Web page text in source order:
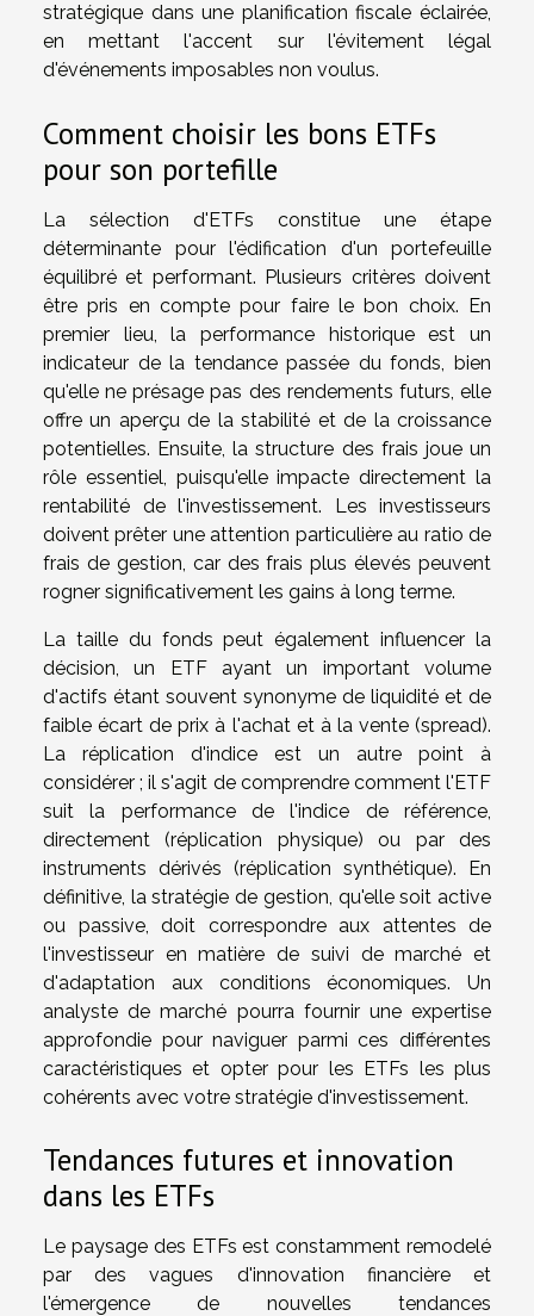
stratégique dans une planification fiscale éclairée,
en mettant l'accent sur l'évitement légal
d'événements imposables non voulus.
Comment choisir les bons ETFs
pour son portefille
La sélection d'ETFs constitue une étape
déterminante pour l'édification d'un portefeuille
équilibré et performant. Plusieurs critères doivent
être pris en compte pour faire le bon choix. En
premier lieu, la performance historique est un
indicateur de la tendance passée du fonds, bien
qu'elle ne présage pas des rendements futurs, elle
offre un aperçu de la stabilité et de la croissance
potentielles. Ensuite, la structure des frais joue un
rôle essentiel, puisqu'elle impacte directement la
rentabilité de l'investissement. Les investisseurs
doivent prêter une attention particulière au ratio de
frais de gestion, car des frais plus élevés peuvent
rogner significativement les gains à long terme.
La taille du fonds peut également influencer la
décision, un ETF ayant un important volume
d'actifs étant souvent synonyme de liquidité et de
faible écart de prix à l'achat et à la vente (spread).
La réplication d'indice est un autre point à
considérer ; il s'agit de comprendre comment l'ETF
suit la performance de l'indice de référence,
directement (réplication physique) ou par des
instruments dérivés (réplication synthétique). En
définitive, la stratégie de gestion, qu'elle soit active
ou passive, doit correspondre aux attentes de
l'investisseur en matière de suivi de marché et
d'adaptation aux conditions économiques. Un
analyste de marché pourra fournir une expertise
approfondie pour naviguer parmi ces différentes
caractéristiques et opter pour les ETFs les plus
cohérents avec votre stratégie d'investissement.
Tendances futures et innovation
dans les ETFs
Le paysage des ETFs est constamment remodelé
par des vagues d'innovation financière et
l'émergence de nouvelles tendances